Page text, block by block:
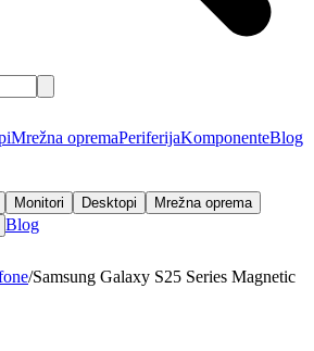
Mrežna opremaPeriferijaKomponenteBlog
Monitori Desktopi
Mrežna oprema
Blog
/Samsung Galaxy S25 Series Magnetic